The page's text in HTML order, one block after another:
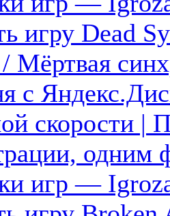
игру Dead
Мёртвая
с
скорости |
одним
игр —